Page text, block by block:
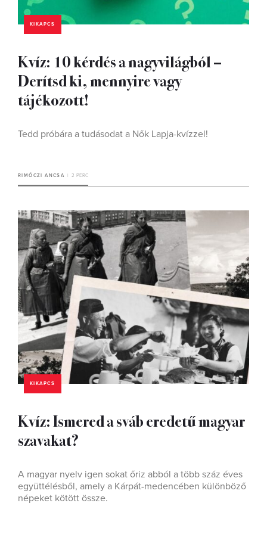
KIKAPCS
Kvíz: 10 kérdés a nagyvilágból –
Derítsd ki, mennyire vagy
tájékozott!
Tedd próbára a tudásodat a Nők Lapja-kvízzel!
RIMÓCZI ANCSA 2 PERC
KIKAPCS
Kvíz: Ismered a sváb eredetű magyar
szavakat?
A magyar nyelv igen sokat őriz abból a több száz éves
együttélésből, amely a Kárpát-medencében különböző
népeket kötött össze.